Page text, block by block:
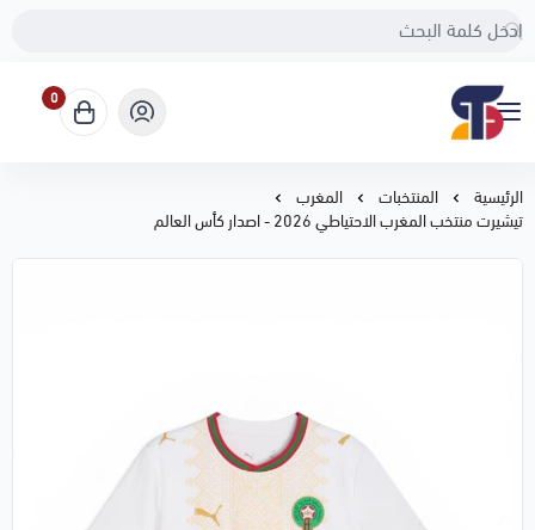
Sport Touch
0
الرئيسية المنتخبات
المغرب
تيشيرت منتخب المغرب الاحتياطي 2026 - اصدار كأس العالم